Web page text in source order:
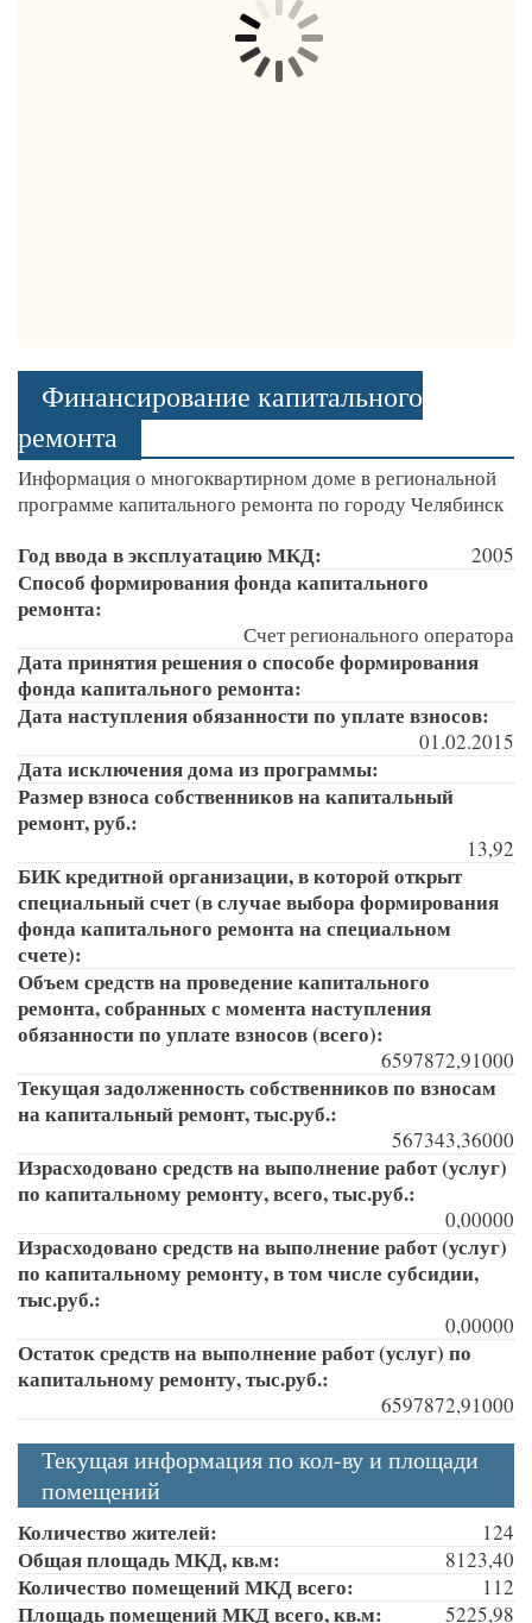
Финансирование капитального
ремонта
Информация о многоквартирном доме в региональной
программе капитального ремонта по городу Челябинск
Год ввода в эксплуатацию МКД: 2005
Способ формирования фонда капитального
ремонта:
Счет регионального оператора
Дата принятия решения о способе формирования
фонда капитального ремонта:
Дата наступления обязанности по уплате взносов:
01.02.2015
Дата исключения дома из программы:
Размер взноса собственников на капитальный
ремонт, руб.:
13,92
БИК кредитной организации, в которой открыт
специальный счет (в случае выбора формирования
фонда капитального ремонта на специальном
счете):
Объем средств на проведение капитального
ремонта, собранных с момента наступления
обязанности по уплате взносов (всего):
6597872,91000
Текущая задолженность собственников по взносам
на капитальный ремонт, тыс.руб.:
567343,36000
Израсходовано средств на выполнение работ (услуг)
по капитальному ремонту, всего, тыс.руб.:
0,00000
Израсходовано средств на выполнение работ (услуг)
по капитальному ремонту, в том числе субсидии,
тыс.руб.:
0,00000
Остаток средств на выполнение работ (услуг) по
капитальному ремонту, тыс.руб.:
6597872,91000
Текущая информация по кол-ву и площади
помещений
Количество жителей: 124
Общая площадь МКД, кв.м: 8123,40
Количество помещений МКД всего: 112
Площадь помещений МКД всего, кв.м: 5225,98